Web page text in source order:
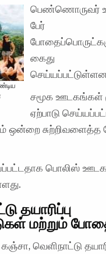
பெண்ணொருவர்
பேர்
கைது
சமூக ஊடகங்கள்
ஏற்பாடு
ஒன்றை
பொலிஸ் ஊடகப்
தயாரிப்பு
மற்றும்
வெளிநாட்டு